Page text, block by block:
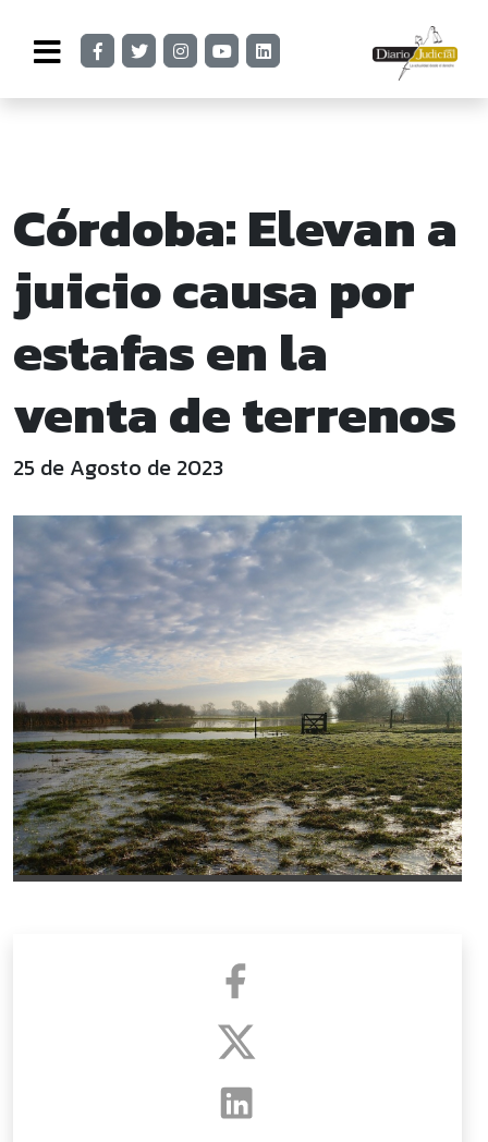
Córdoba: Elevan a
juicio causa por
estafas en la
venta de terrenos
25 de Agosto de 2023